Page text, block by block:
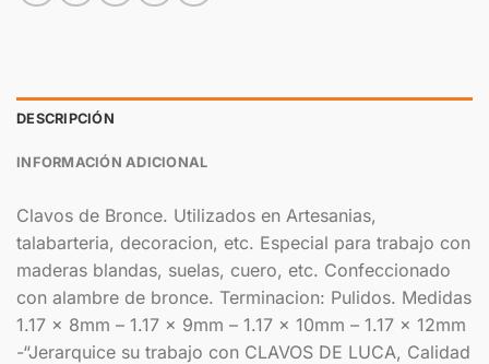
DESCRIPCIÓN
INFORMACIÓN ADICIONAL
Clavos de Bronce. Utilizados en Artesanias,
talabarteria, decoracion, etc. Especial para trabajo con
maderas blandas, suelas, cuero, etc. Confeccionado
con alambre de bronce. Terminacion: Pulidos. Medidas
1.17 x 8mm – 1.17 x 9mm – 1.17 x 10mm – 1.17 x 12mm
-“Jerarquice su trabajo con CLAVOS DE LUCA, Calidad